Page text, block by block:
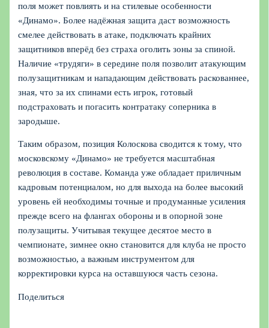
поля может повлиять и на стилевые особенности
«Динамо». Более надёжная защита даст возможность
смелее действовать в атаке, подключать крайних
защитников вперёд без страха оголить зоны за спиной.
Наличие «трудяги» в середине поля позволит атакующим
полузащитникам и нападающим действовать раскованнее,
зная, что за их спинами есть игрок, готовый
подстраховать и погасить контратаку соперника в
зародыше.
Таким образом, позиция Колоскова сводится к тому, что
московскому «Динамо» не требуется масштабная
революция в составе. Команда уже обладает приличным
кадровым потенциалом, но для выхода на более высокий
уровень ей необходимы точные и продуманные усиления
прежде всего на флангах обороны и в опорной зоне
полузащиты. Учитывая текущее десятое место в
чемпионате, зимнее окно становится для клуба не просто
возможностью, а важным инструментом для
корректировки курса на оставшуюся часть сезона.
Поделиться